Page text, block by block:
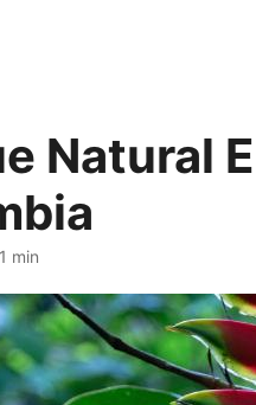
Natural
min